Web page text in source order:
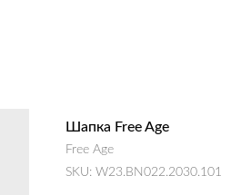
Шапка Free Age
Free Age
SKU: W23.BN022.2030.101